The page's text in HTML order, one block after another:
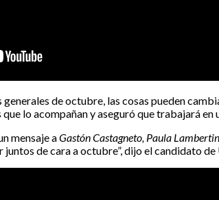
generales de octubre, las cosas pueden
lo acompañan y aseguró que trabajará en
mensaje aGastón Castagneto, Paula
de cara a octubre”, dijo el candidato